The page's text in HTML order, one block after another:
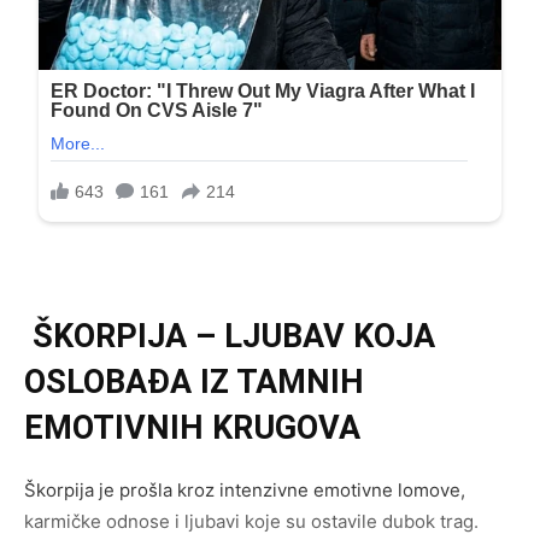
ŠKORPIJA – LJUBAV KOJA
OSLOBAĐA IZ TAMNIH
EMOTIVNIH KRUGOVA
Škorpija je prošla kroz intenzivne emotivne lomove,
karmičke odnose i ljubavi koje su ostavile dubok trag.